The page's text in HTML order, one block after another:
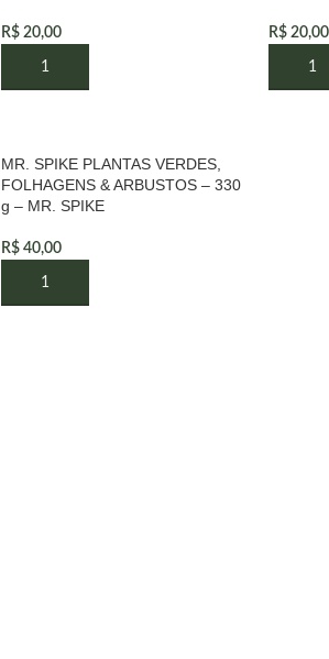
R$20,00
ADICIONAR AO CARRINHO
R$20,00
MR. SPIKE PLANTAS VERDES,
FOLHAGENS & ARBUSTOS – 330
g – MR. SPIKE
R$40,00
ADICIONAR AO CARRINHO